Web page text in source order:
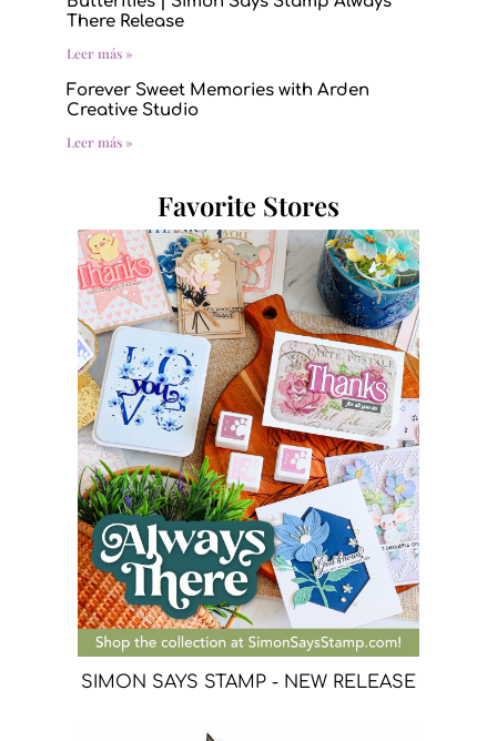
There Release
Leer más »
Forever Sweet Memories with Arden
Creative Studio
Leer más »
Favorite Stores
SIMON SAYS STAMP - NEW RELEASE